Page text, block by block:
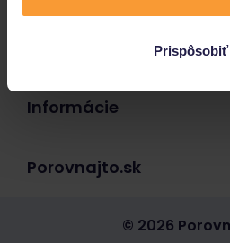
Prispôsobiť
Informácie
Porovnajto.sk
© 2026